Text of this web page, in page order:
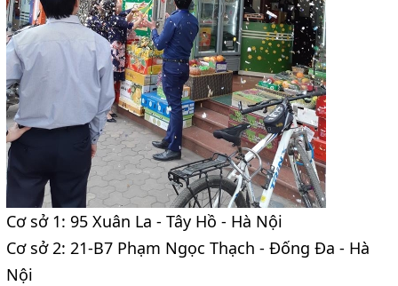
Cơ sở 1: 95 Xuân La - Tây Hồ - Hà Nội
Cơ sở 2: 21-B7 Phạm Ngọc Thạch - Đống Đa - Hà
Nội